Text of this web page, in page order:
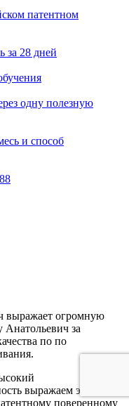
патентном
за 28 дней
одну полезную
и способ
выражает огромную
за
по по
выражаем эксперту
поверенному